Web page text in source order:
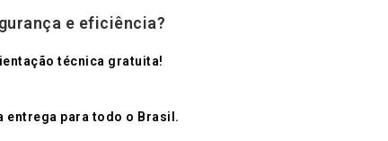
e eficiência?
técnica gratuita!
entrega para todo o Brasil.